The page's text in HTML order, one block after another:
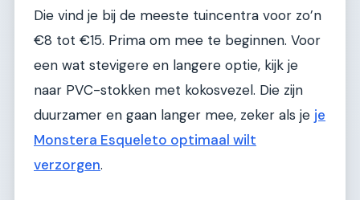
Die vind je bij de meeste tuincentra voor zo’n
€8 tot €15. Prima om mee te beginnen. Voor
een wat stevigere en langere optie, kijk je
naar PVC-stokken met kokosvezel. Die zijn
duurzamer en gaan langer mee, zeker als je je
Monstera Esqueleto optimaal wilt
verzorgen.